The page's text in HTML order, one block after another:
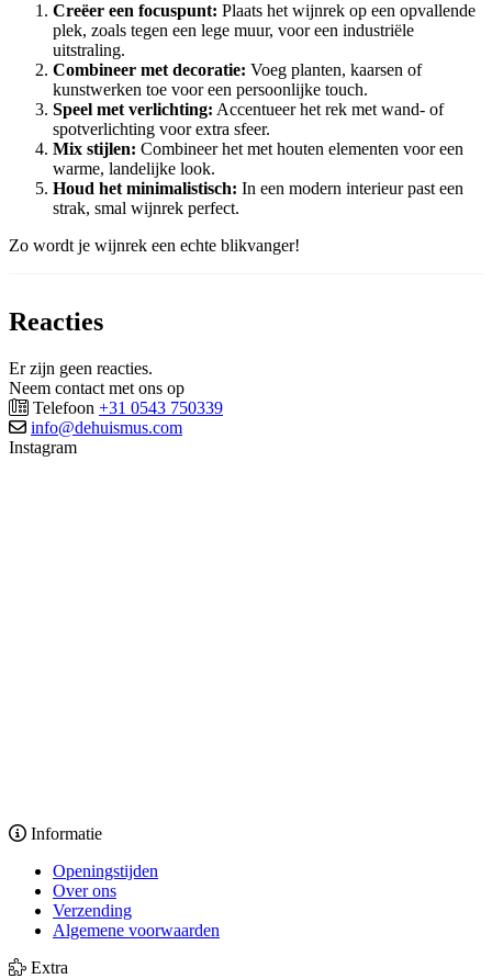
Creëer een focuspunt: Plaats het wijnrek op een opvallende
plek, zoals tegen een lege muur, voor een industriële
uitstraling.
Combineer met decoratie: Voeg planten, kaarsen of
kunstwerken toe voor een persoonlijke touch.
Speel met verlichting: Accentueer het rek met wand- of
spotverlichting voor extra sfeer.
Mix stijlen: Combineer het met houten elementen voor een
warme, landelijke look.
Houd het minimalistisch: In een modern interieur past een
strak, smal wijnrek perfect.
Zo wordt je wijnrek een echte blikvanger!
Reacties
Er zijn geen reacties.
Neem contact met ons op
Telefoon +31 0543 750339
info@dehuismus.com
Instagram
Informatie
Openingstijden
Over ons
Verzending
Algemene voorwaarden
Extra